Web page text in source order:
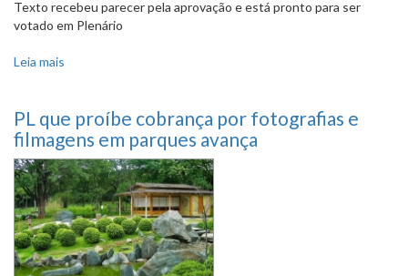
Texto recebeu parecer pela aprovação e está pronto para ser
votado em Plenário
Leia mais
PL que proíbe cobrança por fotografias e
filmagens em parques avança